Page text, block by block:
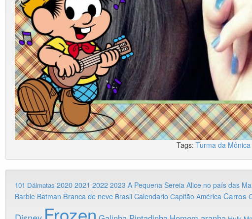
Tags:Turma da Mônica
101 Dálmatas 2020 2021 2022 2023 A Pequena Sereia Alice no país das
Barbie Batman Branca de neve Brasil Calendario Capitão América Carros